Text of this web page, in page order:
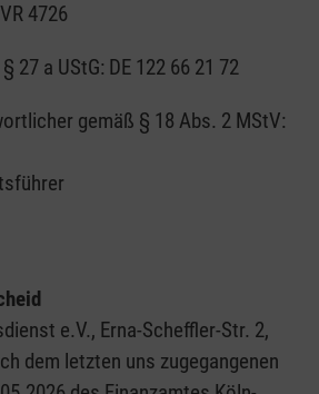
4726
27 a UStG: DE 122 66 21 72
gemäß § 18 Abs. 2 MStV:
e.V., Erna-Scheffler-Str. 2,
dem letzten uns zugegangenen